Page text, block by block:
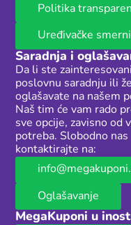
Politika
Uređivačke
Saradnja i
Da li ste
poslovnu saradnju ili
oglašavate na našem
Naš tim će vam rado
sve opcije, zavisno od
potreba. Slobodno nas
kontaktirajte na:
Oglašavanje
MegaKuponi u